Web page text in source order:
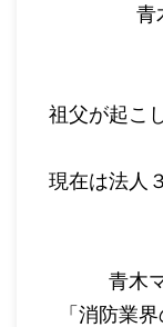
青
祖父が起こ
現在は法人
青木
「消防業